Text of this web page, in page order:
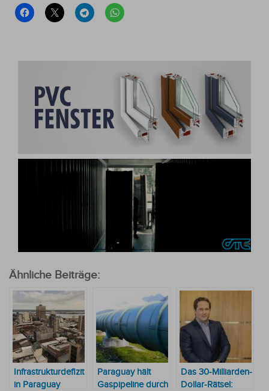
Ähnliche Beiträge:
Infrastrukturdefizit
in Paraguay
Paraguay hält
Gaspipeline durch
Das 30-Milliarden-
Dollar-Rätsel: